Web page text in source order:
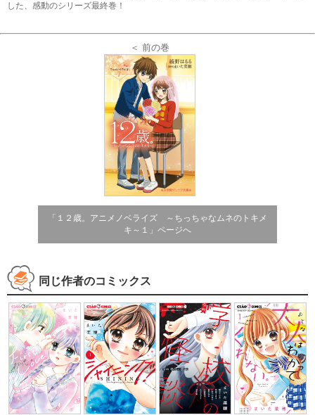
した、感動のシリーズ最終巻！
＜ 前の巻
「１２歳。アニメノベライズ ～ちっちゃなムネのトキメ
キ～１」ページへ
同じ作者のコミックス